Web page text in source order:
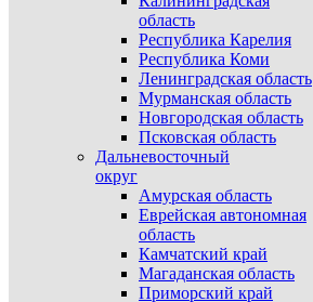
область
Республика Карелия
Республика Коми
Ленинградская область
Мурманская область
Новгородская область
Псковская область
Дальневосточный
округ
Амурская область
Еврейская автономная
область
Камчатский край
Магаданская область
Приморский край